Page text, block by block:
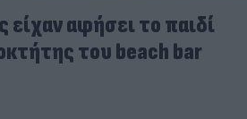
είχαν αφήσει το παιδί
του beach bar